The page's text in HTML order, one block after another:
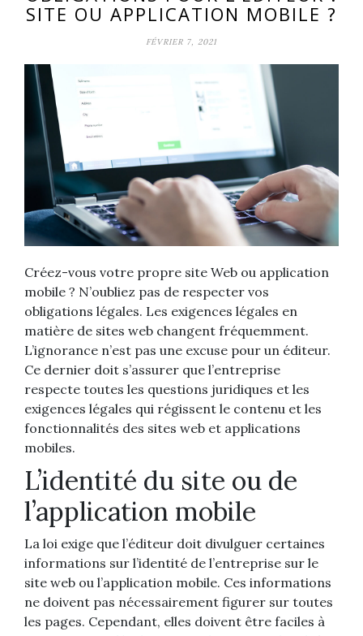
SITE OU APPLICATION MOBILE ?
FÉVRIER 7, 2021
Créez-vous votre propre site Web ou application
mobile ? N’oubliez pas de respecter vos
obligations légales. Les exigences légales en
matière de sites web changent fréquemment.
L’ignorance n’est pas une excuse pour un éditeur.
Ce dernier doit s’assurer que l’entreprise
respecte toutes les questions juridiques et les
exigences légales qui régissent le contenu et les
fonctionnalités des sites web et applications
mobiles.
L’identité du site ou de
l’application mobile
La loi exige que l’éditeur doit divulguer certaines
informations sur l’identité de l’entreprise sur le
site web ou l’application mobile. Ces informations
ne doivent pas nécessairement figurer sur toutes
les pages. Cependant, elles doivent être faciles à